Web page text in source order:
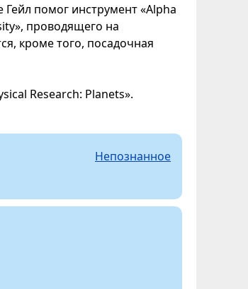
помог инструмент «Alpha
проводящего на
кроме того, посадочная
Research: Planets».
Непознанное